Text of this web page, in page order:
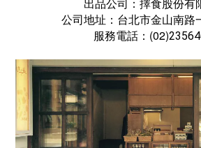
出品公司： 擇食股份有
公司地址： 台北市金山南路
服務電話：(02)